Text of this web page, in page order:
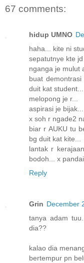
67 comments:
hidup UMNO
haha... kite ni
sepatutnye kte
nganga je mulut
buat
duit kat student...
melopong je r...
aspirasi je
x soh r ngade2
biar r AUKU tu
bg duit kat kite...
lantak r
bodoh... x
Reply
Grin December
tanya adam
dia??
kalao dia
bertempur pn